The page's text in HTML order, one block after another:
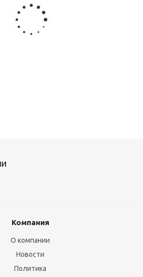
нагревательный кабель СТЕ
Компания
О компании
Новости
Политика